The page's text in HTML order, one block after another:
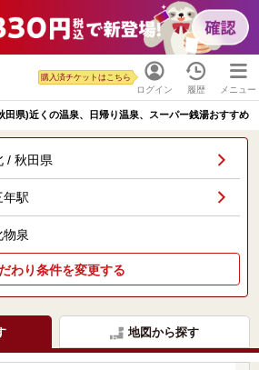
ログイン
購入済チケットはこちら
履歴 メニュー
田県)近くの温泉、日帰り温泉、スーパー銭湯おすすめ
/ 秋田県
年駅
物泉
わり条件を変更する
地図から探す